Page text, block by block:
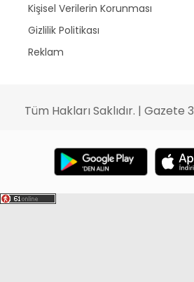
Kişisel Verilerin Korunması
Gizlilik Politikası
Reklam
Tüm Hakları Saklıdır. | Gazete 3